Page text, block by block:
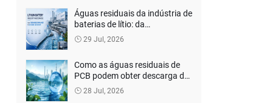
ambiental?
Águas residuais da indústria de
baterias de lítio: da
“conformidade de descarga” à
recuperação de recursos
29 Jul, 2026
Como as águas residuais de
PCB podem obter descarga de
conformidade e tratamento
inofensivo?
28 Jul, 2026